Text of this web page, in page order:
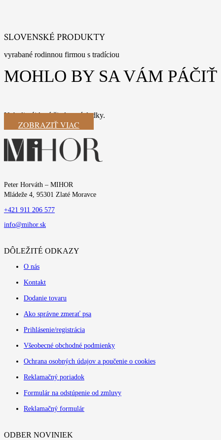
SLOVENSKÉ PRODUKTY
vyrabané rodinnou firmou s tradíciou
MOHLO BY SA VÁM PÁČIŤ
Neboli nájdené žiadne výsledky.
ZOBRAZIŤ VIAC
Peter Horváth – MIHOR
Mládeže 4, 95301 Zlaté Moravce
+421 911 206 577
info@mihor.sk
DÔLEŽITÉ ODKAZY
O nás
Kontakt
Dodanie tovaru
Ako správne zmerať psa
Prihlásenie/registrácia
Všeobecné obchodné podmienky
Ochrana osobných údajov a poučenie o cookies
Reklamačný poriadok
Formulár na odstúpenie od zmluvy
Reklamačný formulár
ODBER NOVINIEK